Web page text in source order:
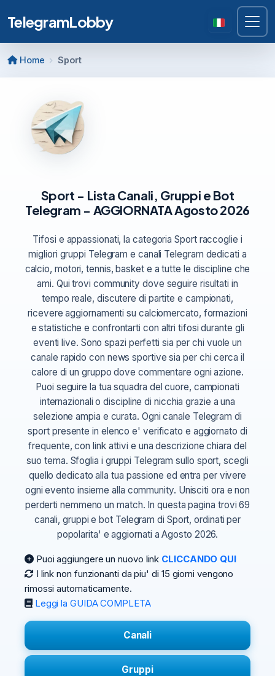
TelegramLobby
Home Sport
Sport - Lista Canali, Gruppi e Bot
Telegram - AGGIORNATA Agosto 2026
Tifosi e appassionati, la categoria Sport raccoglie i
migliori gruppi Telegram e canali Telegram dedicati a
calcio, motori, tennis, basket e a tutte le discipline che
ami. Qui trovi community dove seguire risultati in
tempo reale, discutere di partite e campionati,
ricevere aggiornamenti su calciomercato, formazioni
e statistiche e confrontarti con altri tifosi durante gli
eventi live. Sono spazi perfetti sia per chi vuole un
canale rapido con news sportive sia per chi cerca il
calore di un gruppo dove commentare ogni azione.
Puoi seguire la tua squadra del cuore, campionati
internazionali o discipline di nicchia grazie a una
selezione ampia e curata. Ogni canale Telegram di
sport presente in elenco e' verificato e aggiornato di
frequente, con link attivi e una descrizione chiara del
suo tema. Sfoglia i gruppi Telegram sullo sport, scegli
quello dedicato alla tua passione ed entra per vivere
ogni evento insieme alla community. Unisciti ora e non
perderti nemmeno un match. In questa pagina trovi 69
canali, gruppi e bot Telegram di Sport, ordinati per
popolarita' e aggiornati a Agosto 2026.
Puoi aggiungere un nuovo link CLICCANDO QUI
I link non funzionanti da piu' di 15 giorni vengono
rimossi automaticamente.
Leggi la GUIDA COMPLETA
Canali
Gruppi